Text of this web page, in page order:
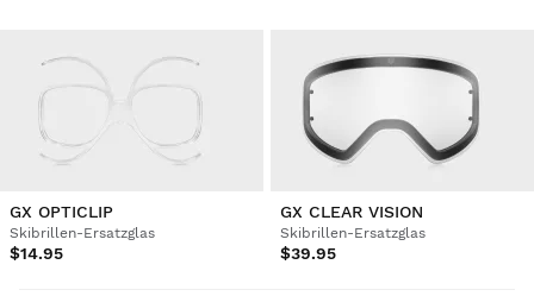
GX OPTICLIP
Skibrillen-Ersatzglas
$14.95
GX CLEAR VISION
Skibrillen-Ersatzglas
$39.95